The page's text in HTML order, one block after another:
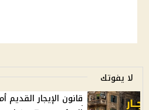
لا يفوتك
قانون الإيجار